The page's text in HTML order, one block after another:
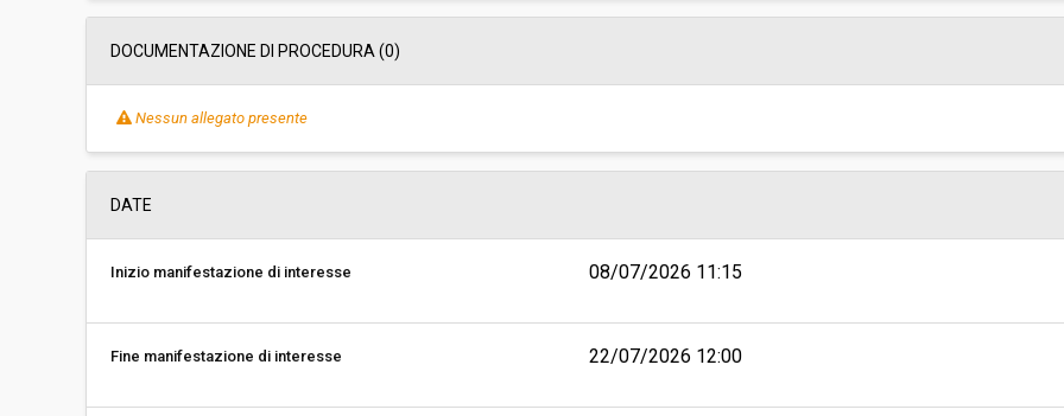
DOCUMENTAZIONE DI PROCEDURA (0)
Nessun allegato presente
DATE
Inizio manifestazione di interesse 08/07/2026 11:15
Fine manifestazione di interesse 22/07/2026 12:00